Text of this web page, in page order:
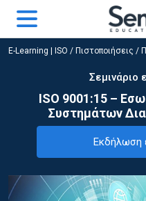
E-Learning ISO / Πιστοποιήσεις /
ISO 9001:15 –
Συστημάτων
Εκδήλωση